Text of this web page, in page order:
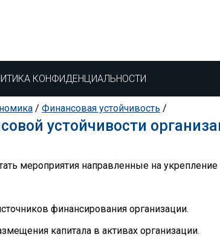
КОНФИДЕНЦИАЛЬНОСТИ
/ Финансовая устойчивость /
устойчивости
мероприятия направленные на
финансирования организации.
капитала в активах организации.